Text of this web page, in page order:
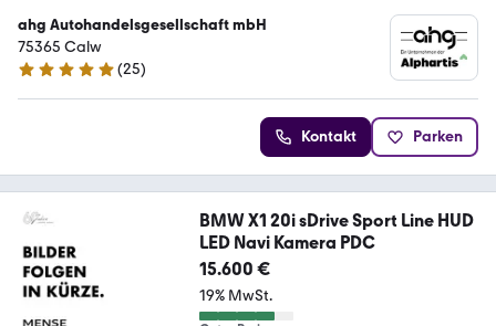
ahg Autohandelsgesellschaft mbH
75365 Calw
5 Sterne
(25)
Kontakt Parken
BMW X1 20i sDrive Sport Line HUD
LED Navi Kamera PDC
15.600 €
19% MwSt.